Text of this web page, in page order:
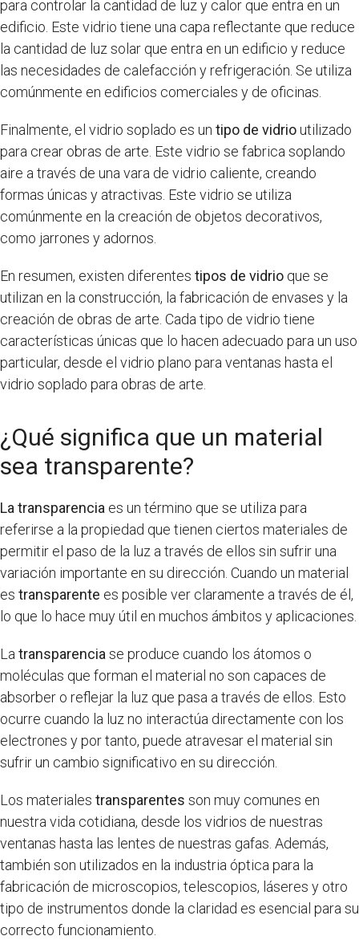
para controlar la cantidad de luz y calor que entra en un
edificio. Este vidrio tiene una capa reflectante que reduce
la cantidad de luz solar que entra en un edificio y reduce
las necesidades de calefacción y refrigeración. Se utiliza
comúnmente en edificios comerciales y de oficinas.
Finalmente, el vidrio soplado es un tipo de vidrioutilizado
para crear obras de arte. Este vidrio se fabrica soplando
aire a través de una vara de vidrio caliente, creando
formas únicas y atractivas. Este vidrio se utiliza
comúnmente en la creación de objetos decorativos,
como jarrones y adornos.
En resumen, existen diferentes tipos de vidrio que se
utilizan en la construcción, la fabricación de envases y la
creación de obras de arte. Cada tipo de vidrio tiene
características únicas que lo hacen adecuado para un uso
particular, desde el vidrio plano para ventanas hasta el
vidrio soplado para obras de arte.
¿Qué significa que un material
sea transparente?
La transparencia es un término que se utiliza para
referirse a la propiedad que tienen ciertos materiales de
permitir el paso de la luz a través de ellos sin sufrir una
variación importante en su dirección. Cuando un material
es transparente es posible ver claramente a través de él,
lo que lo hace muy útil en muchos ámbitos y aplicaciones.
La transparencia se produce cuando los átomos o
moléculas que forman el material no son capaces de
absorber o reflejar la luz que pasa a través de ellos. Esto
ocurre cuando la luz no interactúa directamente con los
electrones y por tanto, puede atravesar el material sin
sufrir un cambio significativo en su dirección.
Los materiales transparentes son muy comunes en
nuestra vida cotidiana, desde los vidrios de nuestras
ventanas hasta las lentes de nuestras gafas. Además,
también son utilizados en la industria óptica para la
fabricación de microscopios, telescopios, láseres y otro
tipo de instrumentos donde la claridad es esencial para su
correcto funcionamiento.